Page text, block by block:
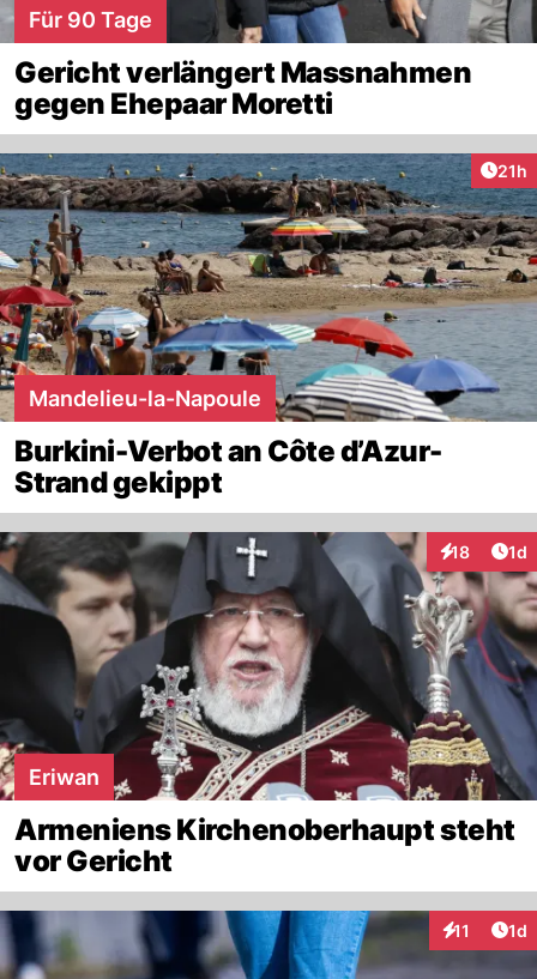
Für 90 Tage
Gericht verlängert Massnahmen
gegen Ehepaar Moretti
21h
Mandelieu-la-Napoule
Burkini-Verbot an Côte d’Azur-
Strand gekippt
18 1d
Eriwan
Armeniens Kirchenoberhaupt steht
vor Gericht
11 1d